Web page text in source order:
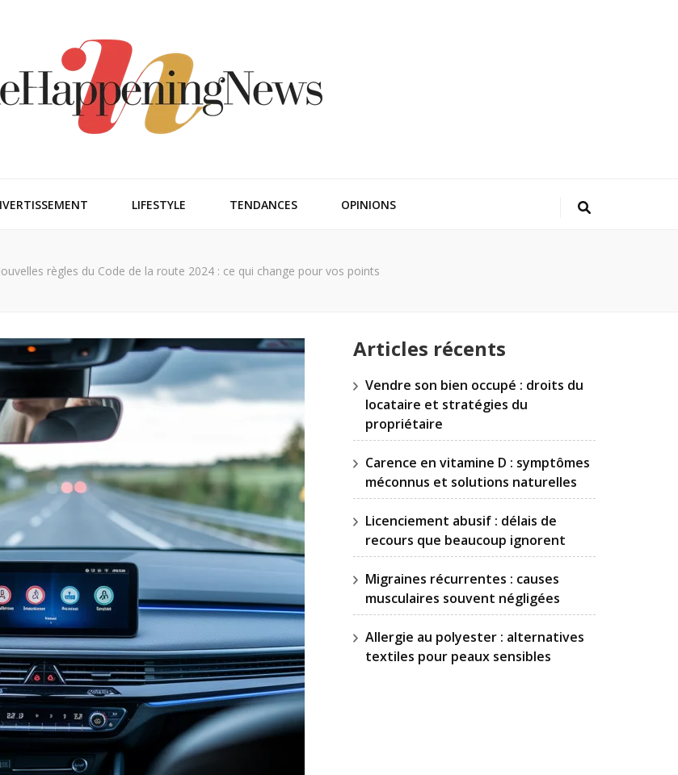
LIFESTYLE TENDANCES OPINIONS
règles du Code de la route 2024 : ce qui change pour vos points
Articles récents
Vendre son bien occupé : droits du
locataire et stratégies du
propriétaire
Carence en vitamine D : symptômes
méconnus et solutions naturelles
Licenciement abusif : délais de
recours que beaucoup ignorent
Migraines récurrentes : causes
musculaires souvent négligées
Allergie au polyester : alternatives
textiles pour peaux sensibles